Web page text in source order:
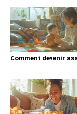
Comment devenir